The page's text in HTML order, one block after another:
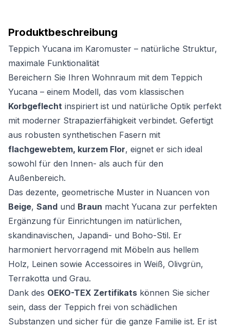
Produktbeschreibung
Teppich Yucana im Karomuster – natürliche Struktur,
maximale Funktionalität
Bereichern Sie Ihren Wohnraum mit dem Teppich
Yucana – einem Modell, das vom klassischen
Korbgeflecht inspiriert ist und natürliche Optik perfekt
mit moderner Strapazierfähigkeit verbindet. Gefertigt
aus robusten synthetischen Fasern mit
flachgewebtem, kurzem Flor, eignet er sich ideal
sowohl für den Innen- als auch für den
Außenbereich.
Das dezente, geometrische Muster in Nuancen von
Beige, Sand und Braun macht Yucana zur perfekten
Ergänzung für Einrichtungen im natürlichen,
skandinavischen, Japandi- und Boho-Stil. Er
harmoniert hervorragend mit Möbeln aus hellem
Holz, Leinen sowie Accessoires in Weiß, Olivgrün,
Terrakotta und Grau.
Dank des OEKO-TEX Zertifikats können Sie sicher
sein, dass der Teppich frei von schädlichen
Substanzen und sicher für die ganze Familie ist. Er ist